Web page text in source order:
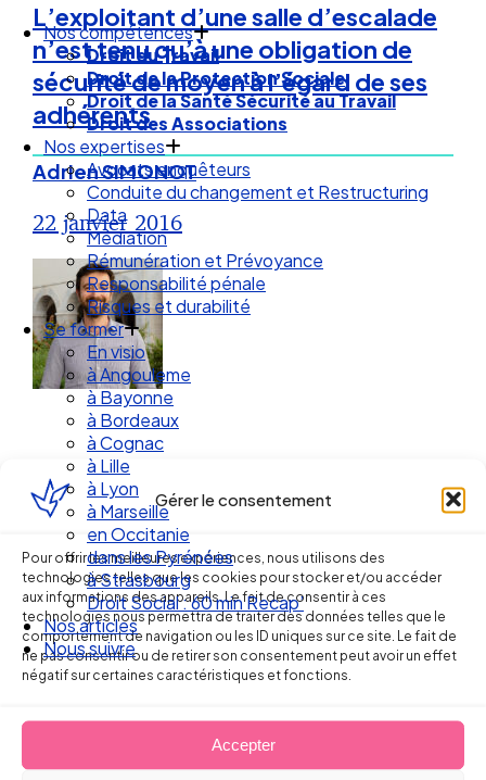
Gérer le consentement
Pour offrir les meilleures expériences, nous utilisons des
technologies telles que les cookies pour stocker et/ou accéder
aux informations des appareils. Le fait de consentir à ces
technologies nous permettra de traiter des données telles que le
comportement de navigation ou les ID uniques sur ce site. Le fait de
ne pas consentir ou de retirer son consentement peut avoir un effet
négatif sur certaines caractéristiques et fonctions.
Accepter
Nos compétences
Droit du Travail
Droit de la Protection Sociale
Droit de la Santé Sécurité au Travail
Droit des Associations
Nos expertises
Avocats enquêteurs
Conduite du changement et Restructuring
Data
Médiation
Rémunération et Prévoyance
Responsabilité pénale
Risques et durabilité
Se former
En visio
à Angouleme
à Bayonne
à Bordeaux
à Cognac
à Lille
à Lyon
à Marseille
en Occitanie
dans les Pyrénées
à Strasbourg
Droit Social : 60 min Recap’
Nos articles
Nous suivre
L’exploitant d’une salle d’escalade
n’est tenu qu’à une obligation de
sécurité de moyen à l’égard de ses
adhérents
Adrien SIMONOT
22 janvier 2016
Ellipse Avocats
Réseau
de cabinets
d’avocats